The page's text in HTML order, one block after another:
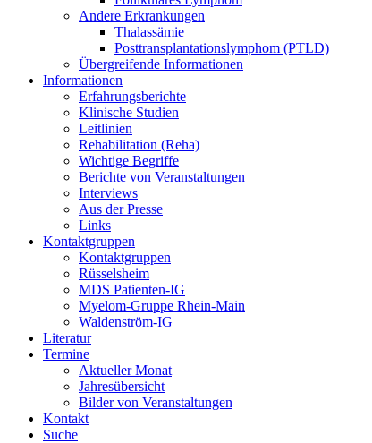
Andere Erkrankungen
Thalassämie
Posttransplantationslymphom (PTLD)
Übergreifende Informationen
Informationen
Erfahrungsberichte
Klinische Studien
Leitlinien
Rehabilitation (Reha)
Wichtige Begriffe
Berichte von Veranstaltungen
Interviews
Aus der Presse
Links
Kontaktgruppen
Kontaktgruppen
Rüsselsheim
MDS Patienten-IG
Myelom-Gruppe Rhein-Main
Waldenström-IG
Literatur
Termine
Aktueller Monat
Jahresübersicht
Bilder von Veranstaltungen
Kontakt
Suche